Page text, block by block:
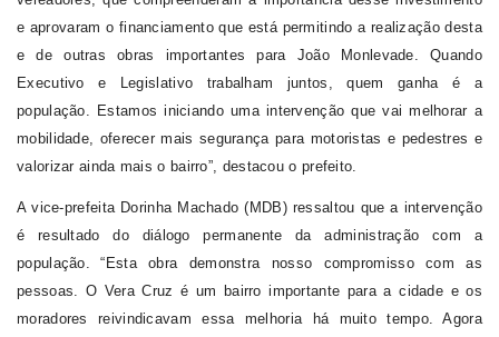
e aprovaram o financiamento que está permitindo a realização desta
e de outras obras importantes para João Monlevade. Quando
Executivo e Legislativo trabalham juntos, quem ganha é a
população. Estamos iniciando uma intervenção que vai melhorar a
mobilidade, oferecer mais segurança para motoristas e pedestres e
valorizar ainda mais o bairro”, destacou o prefeito.
A vice-prefeita Dorinha Machado (MDB) ressaltou que a intervenção
é resultado do diálogo permanente da administração com a
população.
“Esta obra demonstra nosso compromisso com as
pessoas. O Vera Cruz é um bairro importante para a cidade e os
moradores reivindicavam essa melhoria há muito tempo. Agora